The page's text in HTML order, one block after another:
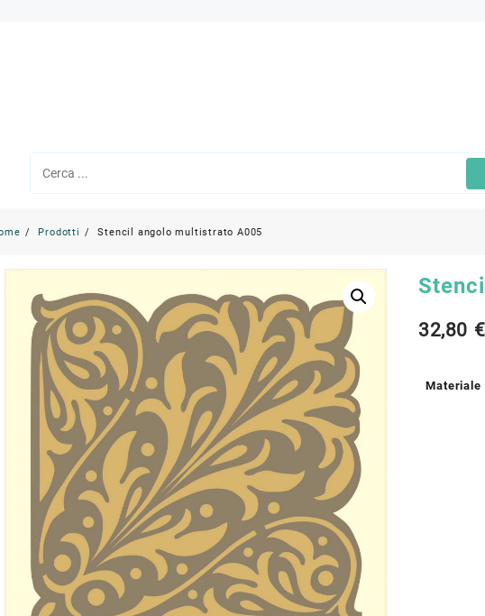
Prodotti Stencil angolo multistrato A005
32,80 €
Materiale